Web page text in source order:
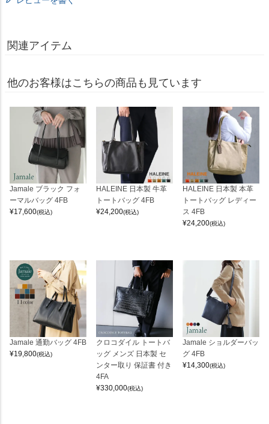
関連アイテム
他のお客様はこちらの商品も見ています
Jamale ブラック フォ
ーマルバッグ 4FB
¥17,600(税込)
HALEINE 日本製 牛革
トートバッグ 4FB
¥24,200(税込)
HALEINE 日本製 本革
トートバッグ レディー
ス 4FB
¥24,200(税込)
Jamale 通勤バッグ 4FB
¥19,800(税込)
クロコダイル トートバ
ッグ メンズ 日本製 セ
ンター取り 保証書 付き
4FA
¥330,000(税込)
Jamale ショルダーバッ
グ 4FB
¥14,300(税込)